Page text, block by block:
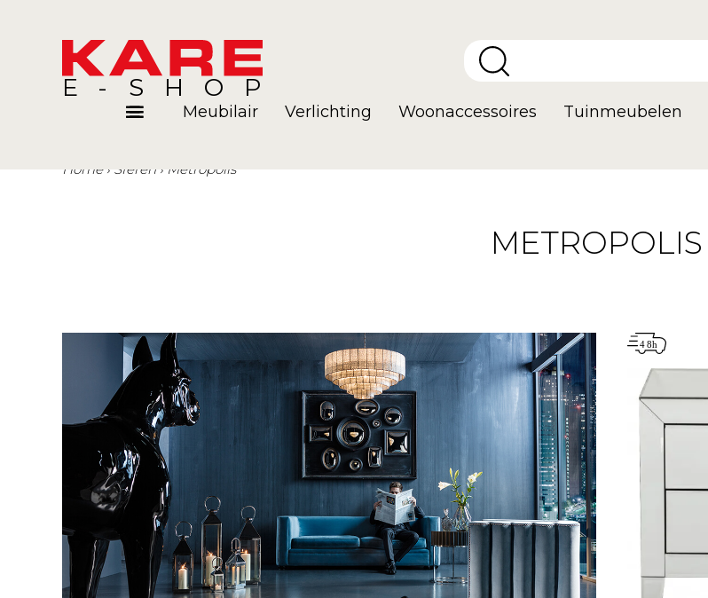
E-SHOP
Meubilair Verlichting Woonaccessoires Tuinmeubelen
Home Sferen Metropolis
METROPOLIS